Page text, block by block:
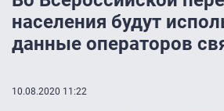
населения будут
данные операторов
10.08.2020 11:22